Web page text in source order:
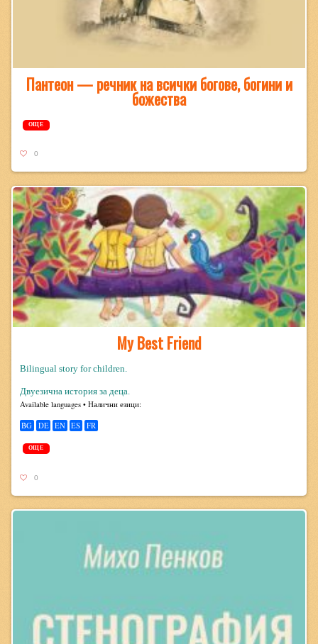
Пантеон — речник на всички богове, богини и
божества
ОЩЕ
0
My Best Friend
Bilingual story for children.
Двуезична история за деца.
Avail­able lan­guages • Налични езици:
BG DE EN ES FR
ОЩЕ
0